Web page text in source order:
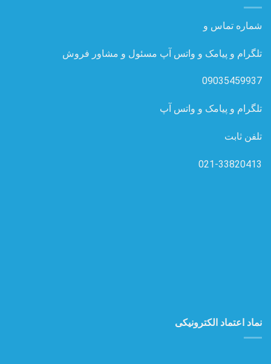
شماره تماس و
تلگرام و پیامک و واتس آپ مسئول و مشاور فروش
09035459937
تلگرام و پیامک و واتس آپ
تلفن ثابت
021-33820413
نماد اعتماد الکترونیکی